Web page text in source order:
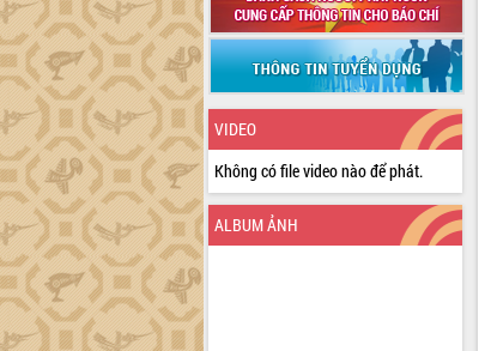
VIDEO
Không có file video nào để phát.
ALBUM ẢNH